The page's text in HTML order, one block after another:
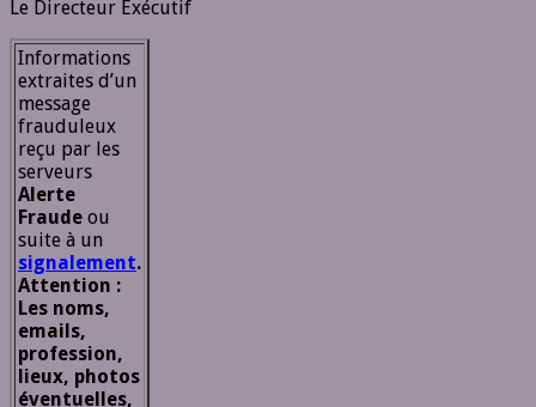
Le Directeur Exécutif
Informations
extraites d’un
message
frauduleux
reçu par les
serveurs
Alerte
Fraude ou
suite à un
signalement.
Attention :
Les noms,
emails,
profession,
lieux, photos
éventuelles,